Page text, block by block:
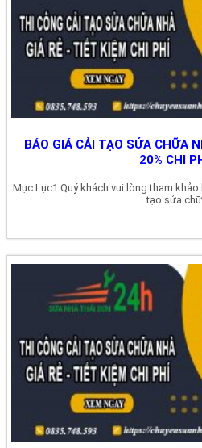
BÁO GIÁ CẢI TẠO SỬA CHỮA
20% CHI
Mục Lục1 Quý khách vui lòng tham
tạo sửa